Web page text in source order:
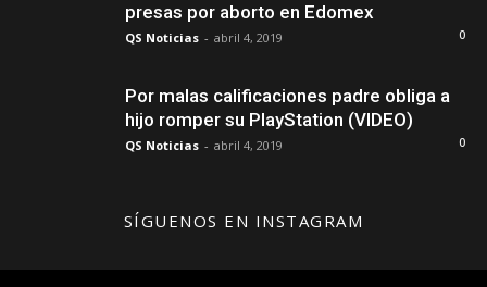
presas por aborto en Edomex
QS Noticias - abril 4, 2019 0
Por malas calificaciones padre obliga a
hijo romper su PlayStation (VIDEO)
QS Noticias - abril 4, 2019 0
SÍGUENOS EN INSTAGRAM